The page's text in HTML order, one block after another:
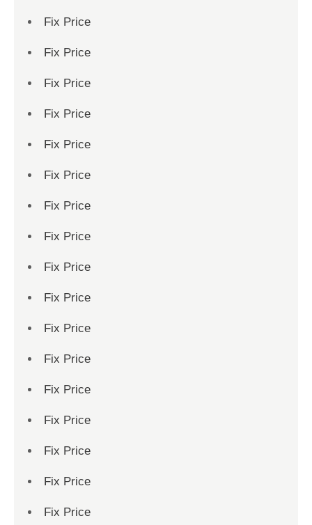
Fix Price
Fix Price
Fix Price
Fix Price
Fix Price
Fix Price
Fix Price
Fix Price
Fix Price
Fix Price
Fix Price
Fix Price
Fix Price
Fix Price
Fix Price
Fix Price
Fix Price